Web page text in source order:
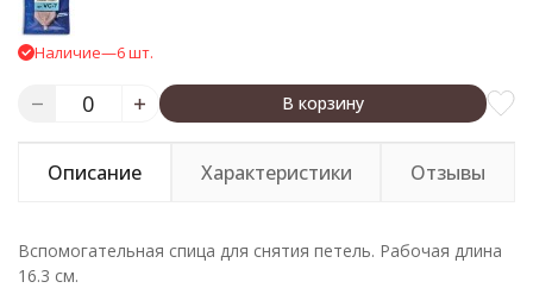
Наличие—6 шт.
В корзину
Описание Характеристики Отзывы
Вспомогательная спица для снятия петель. Рабочая длина
16.3 см.